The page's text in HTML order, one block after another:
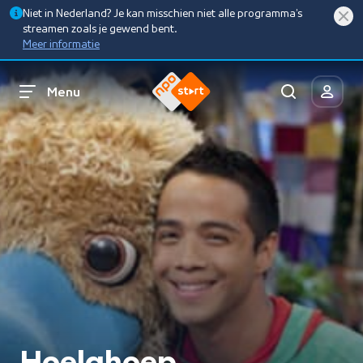
Niet in Nederland? Je kan misschien niet alle programma’s
streamen zoals je gewend bent.
Meer informatie
Menu